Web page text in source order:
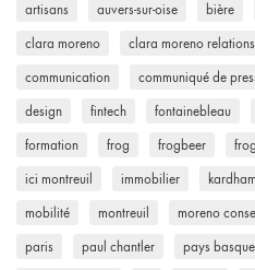
artisans auvers-sur-oise bière
clara moreno clara moreno
communication communiqué de
design fintech fontainebleau
formation frog frogbeer
ici montreuil immobilier kardham
mobilité montreuil moreno
paris paul chantler pays basque